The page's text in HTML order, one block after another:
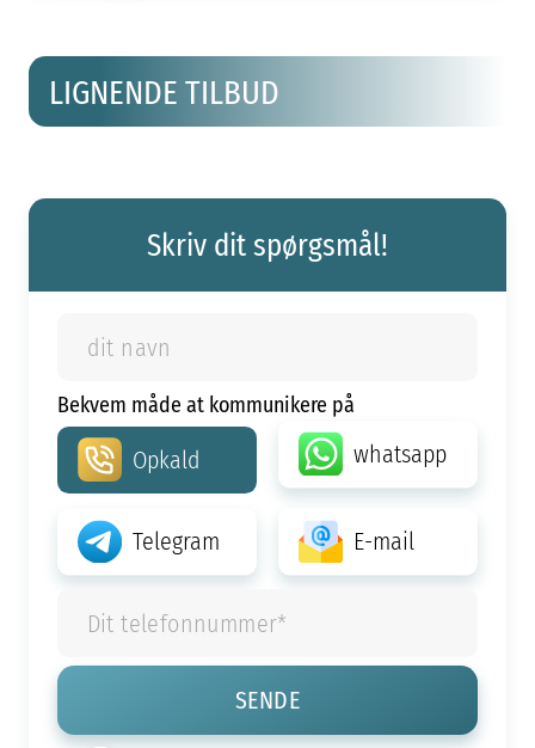
LIGNENDE TILBUD
Skriv dit spørgsmål!
Bekvem måde at kommunikere på
Opkald whatsapp
Telegram E-mail